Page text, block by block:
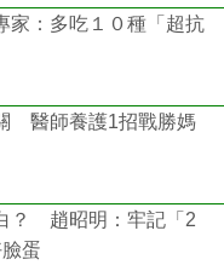
：多吃１０種「超抗
醫師養護1招戰勝媽
？ 趙昭明：牢記「2
蛋